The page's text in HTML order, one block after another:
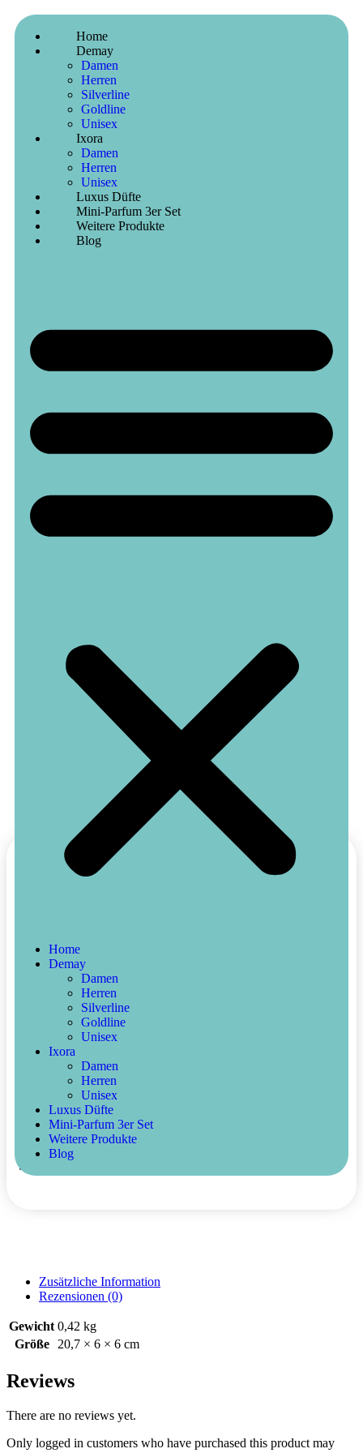
Home
Demay
Damen
Herren
Silverline
Goldline
Unisex
Ixora
Damen
Herren
Unisex
Luxus Düfte
Mini-Parfum 3er Set
Weitere Produkte
Blog
Home
Demay
Damen
Herren
Silverline
Goldline
Unisex
Ixora
Damen
Herren
Unisex
Luxus Düfte
Mini-Parfum 3er Set
Weitere Produkte
Blog
Lilie
Incl.MwSt
-
In den Warenkorb
Buy Now
Artikelnummer:Lilie-Cologne-400ml
Produkte
Share :
Zusätzliche Information
Rezensionen (0)
Gewicht 0,42 kg
Größe
20,7 × 6 × 6 cm
Reviews
There are no reviews yet.
Only logged in customers who have purchased this product may